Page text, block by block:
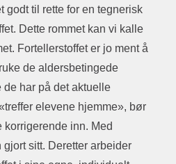
godt til rette for en tegnerisk
Dette rommet kan vi kalle
Fortellerstoffet er jo ment å
de aldersbetingede
har på det aktuelle
elevene hjemme», bør
inn. Med
sitt. Deretter arbeider